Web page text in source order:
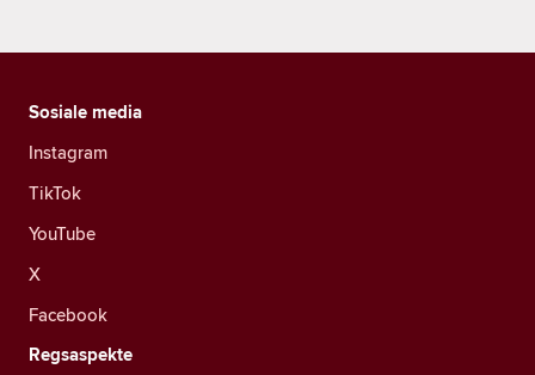
Sosiale media
Instagram
TikTok
YouTube
X
Facebook
Regsaspekte